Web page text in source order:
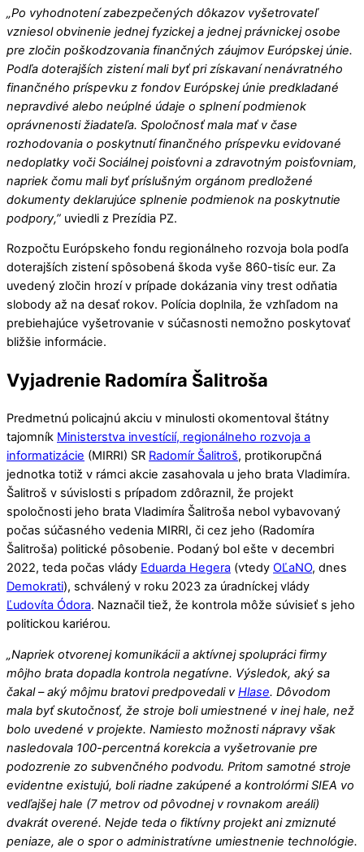
„Po vyhodnotení zabezpečených dôkazov vyšetrovateľ
vzniesol obvinenie jednej fyzickej a jednej právnickej osobe
pre zločin poškodzovania finančných záujmov Európskej únie.
Podľa doterajších zistení mali byť pri získavaní nenávratného
finančného príspevku z fondov Európskej únie predkladané
nepravdivé alebo neúplné údaje o splnení podmienok
oprávnenosti žiadateľa. Spoločnosť mala mať v čase
rozhodovania o poskytnutí finančného príspevku evidované
nedoplatky voči Sociálnej poisťovni a zdravotným poisťovniam,
napriek čomu mali byť príslušným orgánom predložené
dokumenty deklarujúce splnenie podmienok na poskytnutie
podpory,” uviedli z Prezídia PZ.
Rozpočtu Európskeho fondu regionálneho rozvoja bola podľa
doterajších zistení spôsobená škoda vyše 860-tisíc eur. Za
uvedený zločin hrozí v prípade dokázania viny trest odňatia
slobody až na desať rokov. Polícia doplnila, že vzhľadom na
prebiehajúce vyšetrovanie v súčasnosti nemožno poskytovať
bližšie informácie.
Vyjadrenie Radomíra Šalitroša
Predmetnú policajnú akciu v minulosti okomentoval štátny
tajomník Ministerstva investícií, regionálneho rozvoja a
informatizácie (MIRRI) SR Radomír Šalitroš, protikorupčná
jednotka totiž v rámci akcie zasahovala u jeho brata Vladimíra.
Šalitroš v súvislosti s prípadom zdôraznil, že projekt
spoločnosti jeho brata Vladimíra Šalitroša nebol vybavovaný
počas súčasného vedenia MIRRI, či cez jeho (Radomíra
Šalitroša) politické pôsobenie. Podaný bol ešte v decembri
2022, teda počas vlády Eduarda Hegera (vtedy OĽaNO, dnes
Demokrati), schválený v roku 2023 za úradníckej vlády
Ľudovíta Ódora. Naznačil tiež, že kontrola môže súvisieť s jeho
politickou kariérou.
„Napriek otvorenej komunikácii a aktívnej spolupráci firmy
môjho brata dopadla kontrola negatívne. Výsledok, aký sa
čakal – aký môjmu bratovi predpovedali v Hlase. Dôvodom
mala byť skutočnosť, že stroje boli umiestnené v inej hale, než
bolo uvedené v projekte. Namiesto možnosti nápravy však
nasledovala 100-percentná korekcia a vyšetrovanie pre
podozrenie zo subvenčného podvodu. Pritom samotné stroje
evidentne existujú, boli riadne zakúpené a kontrolórmi SIEA vo
vedľajšej hale (7 metrov od pôvodnej v rovnakom areáli)
dvakrát overené. Nejde teda o fiktívny projekt ani zmiznuté
peniaze, ale o spor o administratívne umiestnenie technológie.